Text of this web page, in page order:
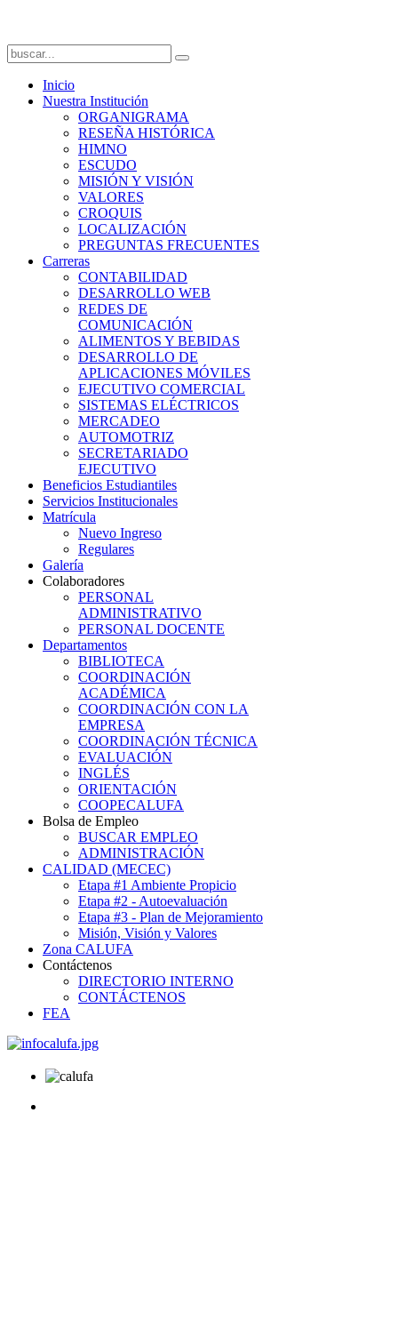
Inicio
Nuestra Institución
ORGANIGRAMA
RESEÑA HISTÓRICA
HIMNO
ESCUDO
MISIÓN Y VISIÓN
VALORES
CROQUIS
LOCALIZACIÓN
PREGUNTAS FRECUENTES
Carreras
CONTABILIDAD
DESARROLLO WEB
REDES DE
COMUNICACIÓN
ALIMENTOS Y BEBIDAS
DESARROLLO DE
APLICACIONES MÓVILES
EJECUTIVO COMERCIAL
SISTEMAS ELÉCTRICOS
MERCADEO
AUTOMOTRIZ
SECRETARIADO
EJECUTIVO
Beneficios Estudiantiles
Servicios Institucionales
Matrícula
Nuevo Ingreso
Regulares
Galería
Colaboradores
PERSONAL
ADMINISTRATIVO
PERSONAL DOCENTE
Departamentos
BIBLIOTECA
COORDINACIÓN
ACADÉMICA
COORDINACIÓN CON LA
EMPRESA
COORDINACIÓN TÉCNICA
EVALUACIÓN
INGLÉS
ORIENTACIÓN
COOPECALUFA
Bolsa de Empleo
BUSCAR EMPLEO
ADMINISTRACIÓN
CALIDAD (MECEC)
Etapa #1 Ambiente Propicio
Etapa #2 - Autoevaluación
Etapa #3 - Plan de Mejoramiento
Misión, Visión y Valores
Zona CALUFA
Contáctenos
DIRECTORIO INTERNO
CONTÁCTENOS
FEA